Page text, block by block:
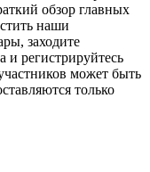
обзор главных
наши
заходите
и регистрируйтесь
может быть
только